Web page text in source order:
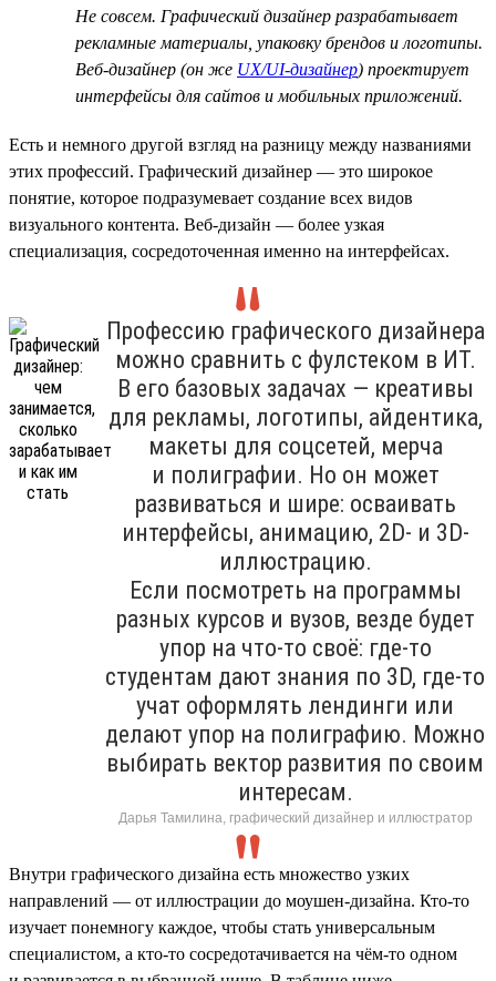
Не совсем. Графический дизайнер разрабатывает
рекламные материалы, упаковку брендов и логотипы.
Веб-дизайнер (он же UX/UI-дизайнер) проектирует
интерфейсы для сайтов и мобильных приложений.
Есть и немного другой взгляд на разницу между названиями
этих профессий. Графический дизайнер — это широкое
понятие, которое подразумевает создание всех видов
визуального контента. Веб-дизайн — более узкая
специализация, сосредоточенная именно на интерфейсах.
Профессию графического дизайнера
можно сравнить с фулстеком в ИТ.
В его базовых задачах — креативы
для рекламы, логотипы, айдентика,
макеты для соцсетей, мерча
и полиграфии. Но он может
развиваться и шире: осваивать
интерфейсы, анимацию, 2D- и 3D-
иллюстрацию.
Если посмотреть на программы
разных курсов и вузов, везде будет
упор на что-то своё: где-то
студентам дают знания по 3D, где-то
учат оформлять лендинги или
делают упор на полиграфию. Можно
выбирать вектор развития по своим
интересам.
Дарья Тамилина, графический дизайнер и иллюстратор
Внутри графического дизайна есть множество узких
направлений — от иллюстрации до моушен-дизайна. Кто-то
изучает понемногу каждое, чтобы стать универсальным
специалистом, а кто-то сосредотачивается на чём-то одном